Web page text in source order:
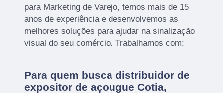
para Marketing de Varejo, temos mais de 15
anos de experiência e desenvolvemos as
melhores soluções para ajudar na sinalização
visual do seu comércio. Trabalhamos com:
Para quem busca distribuidor de
expositor de açougue Cotia,